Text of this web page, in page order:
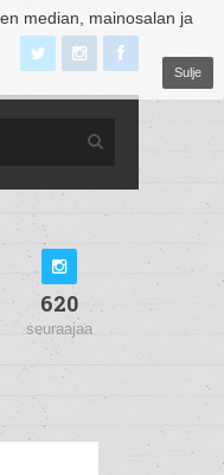
median, mainosalan ja
Sulje
620
seuraajaa